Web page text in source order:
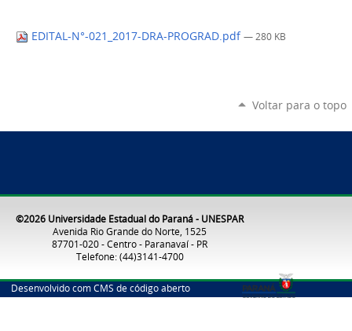
EDITAL-N°-021_2017-DRA-PROGRAD.pdf — 280 KB
Voltar para o topo
©2026 Universidade Estadual do Paraná - UNESPAR
Avenida Rio Grande do Norte, 1525
87701-020 - Centro - Paranavaí - PR
Telefone: (44)3141-4700
Desenvolvido com CMS de código aberto